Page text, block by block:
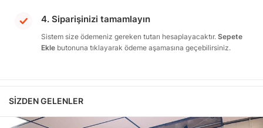
4. Siparişinizi tamamlayın
Sistem size ödemeniz gereken tutarı hesaplayacaktır. Sepete
Ekle butonuna tıklayarak ödeme aşamasına geçebilirsiniz.
SIZDEN GELENLER